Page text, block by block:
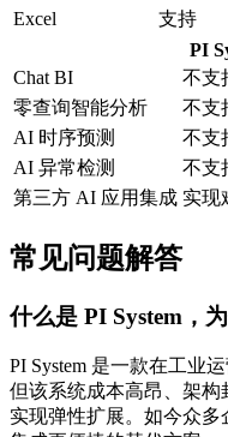
Excel
支持
PI
Chat BI
不支
零查询智能分析
不支
AI 时序预测
不支
AI 异常检测
不支
第三方 AI 应用集成 实现
常见问题解答
什么是 PI System，
PI System 是一款在工业
但该系统成本高昂、架构
实现弹性扩展。如今众多